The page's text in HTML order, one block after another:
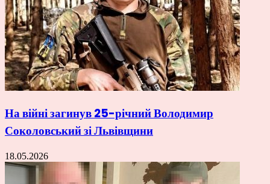
На війні загинув 25-річний Володимир
Соколовський зі Львівщини
18.05.2026